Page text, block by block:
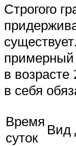
Строгого
в
в себя
Время
суток
Вид